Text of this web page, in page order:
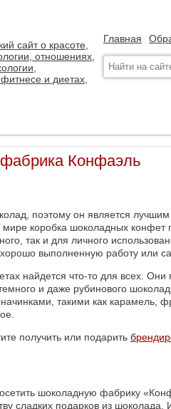
Главная
Конфаэль
поэтому он является
коробка шоколадных конфет
так и для личного
хорошо выполненную работу или
найдется что-то для всех.
и даже рубинового
такими как карамель,
получить или подарить
шоколадную фабрику
сладких подарков из шоколада.